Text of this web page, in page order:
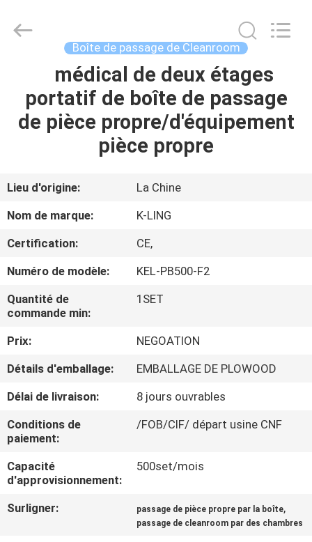
MAISON
À
PROPOS
NOUS
DE
L'USINE
CONTRÔLE
DE
LA
QUALITÉ
Technology
Company.
Boîte de passage de Cleanroom
médical de deux étages
portatif de boîte de passage
de pièce propre/d'équipement
pièce propre
Lieu d'origine:
La Chine
Nom de marque:
K-LING
Certification:
CE,
Numéro de modèle:
KEL-PB500-F2
Quantité de
commande min:
1SET
Prix:
NEGOATION
Détails d'emballage:
EMBALLAGE DE PLOWOOD
Délai de livraison:
8 jours ouvrables
Conditions de
paiement:
/FOB/CIF/ départ usine CNF
Capacité
d'approvisionnement:
500set/mois
Surligner: passage de pièce propre par la boîte,
passage de cleanroom par des chambres